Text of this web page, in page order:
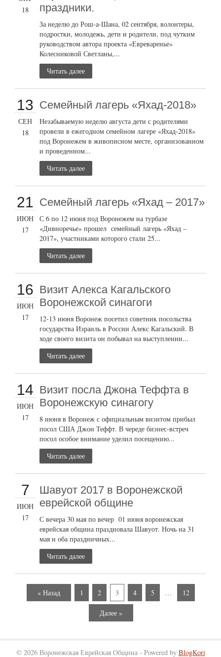
18
праздники.
За неделю до Рош-а-Шана, 02 сентября, волонтеры,
подростки, молодежь, дети и родители, под чутким
руководством автора проекта «Евреваренье»
Колесниковой Светланы,...
Читать далее
13
СЕН
18
Семейный лагерь «Яхад-2018»
Незабываемую неделю августа дети с родителями
провели в ежегодном семейном лагере «Яхад-2018»
под Воронежем в живописном месте, организованном
и проведенном...
Читать далее
21
ИЮН
17
Семейный лагерь «Яхад – 2017»
С 6 по 12 июня под Воронежем на турбазе
«Дивноречье» прошел семейный лагерь «Яхад –
2017», участниками которого стали 25...
Читать далее
16
ИЮН
17
Визит Алекса Кагальского
Воронежской синагоги
12-13 июня Воронеж посетил советник посольства
государства Израиль в России Алекс Кагальский. В
ходе своего визита он побывал на выступлении...
Читать далее
14
ИЮН
17
Визит посла Джона Теффта в
Воронежскую синагогу
8 июня в Воронеж с официальным визитом прибыл
посол США Джон Теффт. В череде бизнес-встреч
посол особое внимание уделил посещению...
Читать далее
7
ИЮН
17
Шавуот 2017 в Воронежской
еврейской общине
С вечера 30 мая по вечер 01 июня воронежская
еврейская община праздновала Шавуот. Ночь на 31
мая и оба праздничных...
Читать далее
« Назад 1 2 3 4 5 … 12
Далее »
© 2026 Воронежская Еврейская Община - Powered by BlogKori